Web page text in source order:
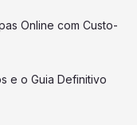
Online com Custo-
e o Guia Definitivo